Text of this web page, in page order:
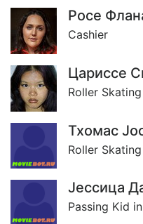
Росе
Cashier
Цариссе
Roller
Тхомас
Roller
Jессица
Passing Kid